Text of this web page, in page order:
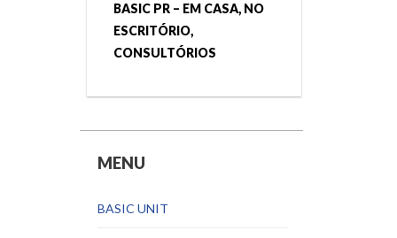
BASIC PR – EM CASA, NO
ESCRITÓRIO,
CONSULTÓRIOS
MENU
BASIC UNIT